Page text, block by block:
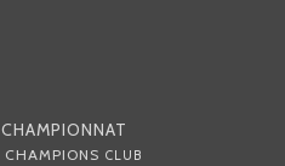
CHAMPIONNAT
CHAMPIONS CLUB